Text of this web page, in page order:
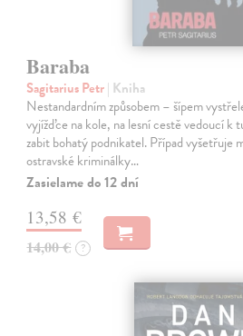
Baraba
Sagitarius Petr| Kniha
Nestandardním způsobem – šípem
vyjížďce na kole, na lesní cestě vedoucí k
zabit bohatý podnikatel. Případ vyšetřuje
ostravské kriminálky…
Zasielame do 12 dní
13,58 €
14,00 € ?